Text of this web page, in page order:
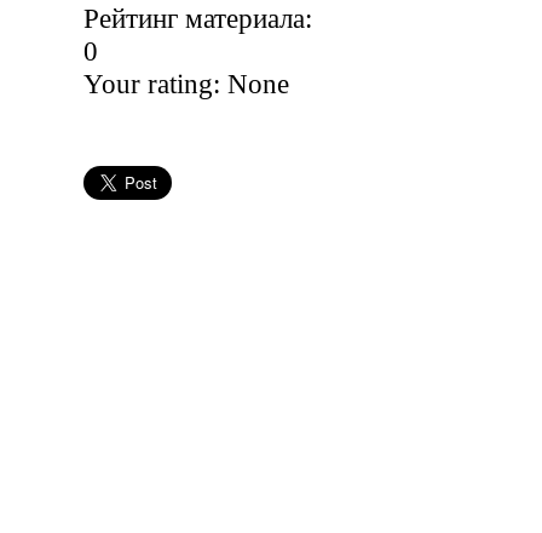
Рейтинг материала:
0
Your rating: None